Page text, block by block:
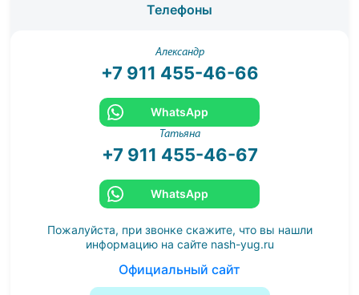
Телефоны
Александр
+7 911 455-46-66
WhatsApp
Татьяна
+7 911 455-46-67
WhatsApp
Пожалуйста, при звонке скажите, что вы нашли
информацию на сайте nash-yug.ru
Официальный сайт